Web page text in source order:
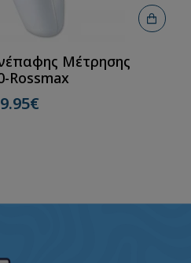
Μέτρησης
Rossmax